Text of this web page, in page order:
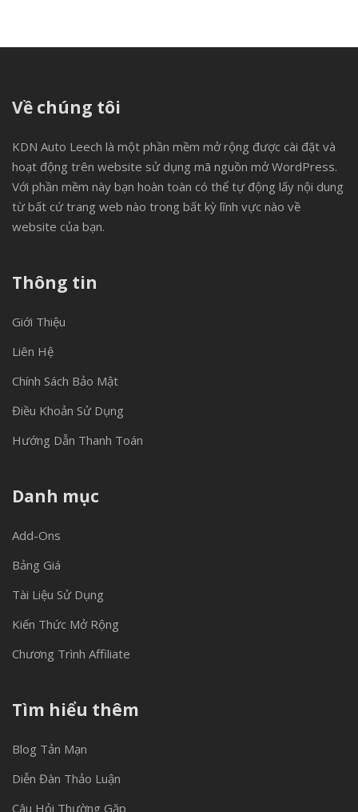
Về chúng tôi
KDN Auto Leech là một phần mềm mở rộng được cài đặt và
hoạt động trên website sử dụng mã nguồn mở WordPress.
Với phần mềm này bạn hoàn toàn có thể tự động lấy nội dung
từ bất cứ trang web nào trong bất kỳ lĩnh vực nào về
website của bạn.
Thông tin
Giới Thiệu
Liên Hệ
Chính Sách Bảo Mật
Điều Khoản Sử Dụng
Hướng Dẫn Thanh Toán
Danh mục
Add-Ons
Bảng Giá
Tài Liệu Sử Dụng
Kiến Thức Mở Rộng
Chương Trình Affiliate
Tìm hiểu thêm
Blog Tản Mạn
Diễn Đàn Thảo Luận
Câu Hỏi Thường Gặp